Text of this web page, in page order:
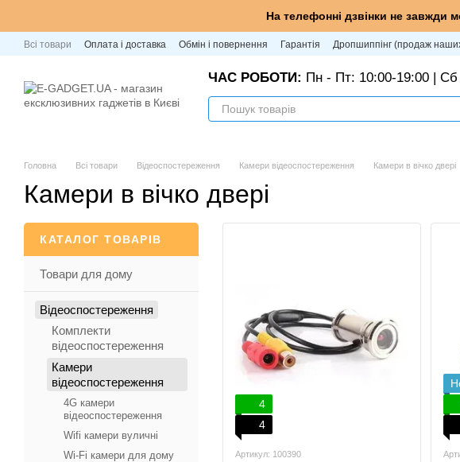
На телефонні дзвінки не завжди
Всі товари Оплата і доставка Обмін і повернення Гарантія Дропшиппінг (продаж
ЧАС РОБОТИ: Пн - Пт: 10:00-19:00 | Сб
Головна Всі товари Відеоспостереження Камери відеоспостереження Камери в вічко двері
Камери в вічко двері
4
4
Артикул: 100390
КАТАЛОГ ТОВАРІВ
Товари для дому
Відеоспостереження
Комплекти
відеоспостереження
Камери
відеоспостереження
4G камери
відеоспостереження
Wifi камери вуличні
Wi-Fi камери для дому